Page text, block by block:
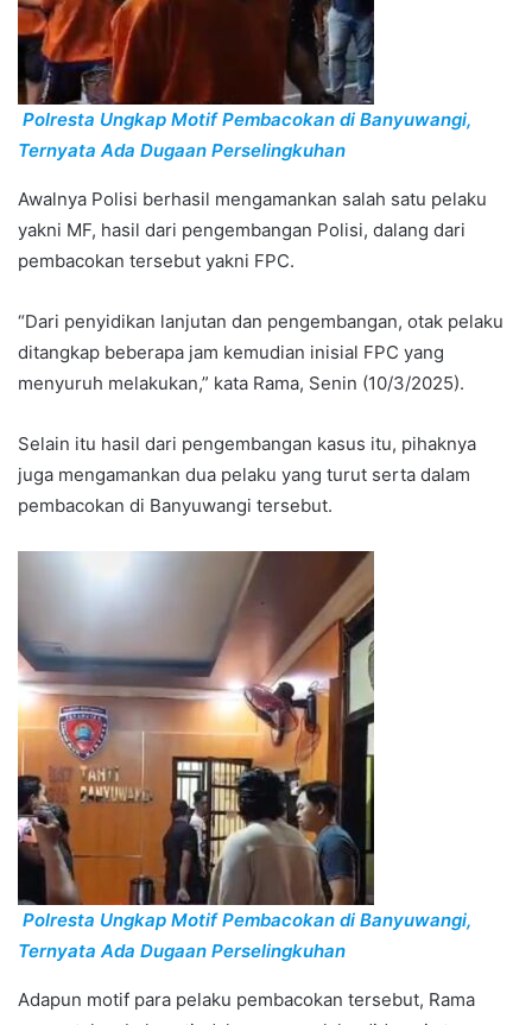
Polresta Ungkap Motif Pembacokan di Banyuwangi,
Ternyata Ada Dugaan Perselingkuhan
Awalnya Polisi berhasil mengamankan salah satu pelaku
yakni MF, hasil dari pengembangan Polisi, dalang dari
pembacokan tersebut yakni FPC.
“Dari penyidikan lanjutan dan pengembangan, otak pelaku
ditangkap beberapa jam kemudian inisial FPC yang
menyuruh melakukan,” kata Rama, Senin (10/3/2025).
Selain itu hasil dari pengembangan kasus itu, pihaknya
juga mengamankan dua pelaku yang turut serta dalam
pembacokan di Banyuwangi tersebut.
Polresta Ungkap Motif Pembacokan di Banyuwangi,
Ternyata Ada Dugaan Perselingkuhan
Adapun motif para pelaku pembacokan tersebut, Rama